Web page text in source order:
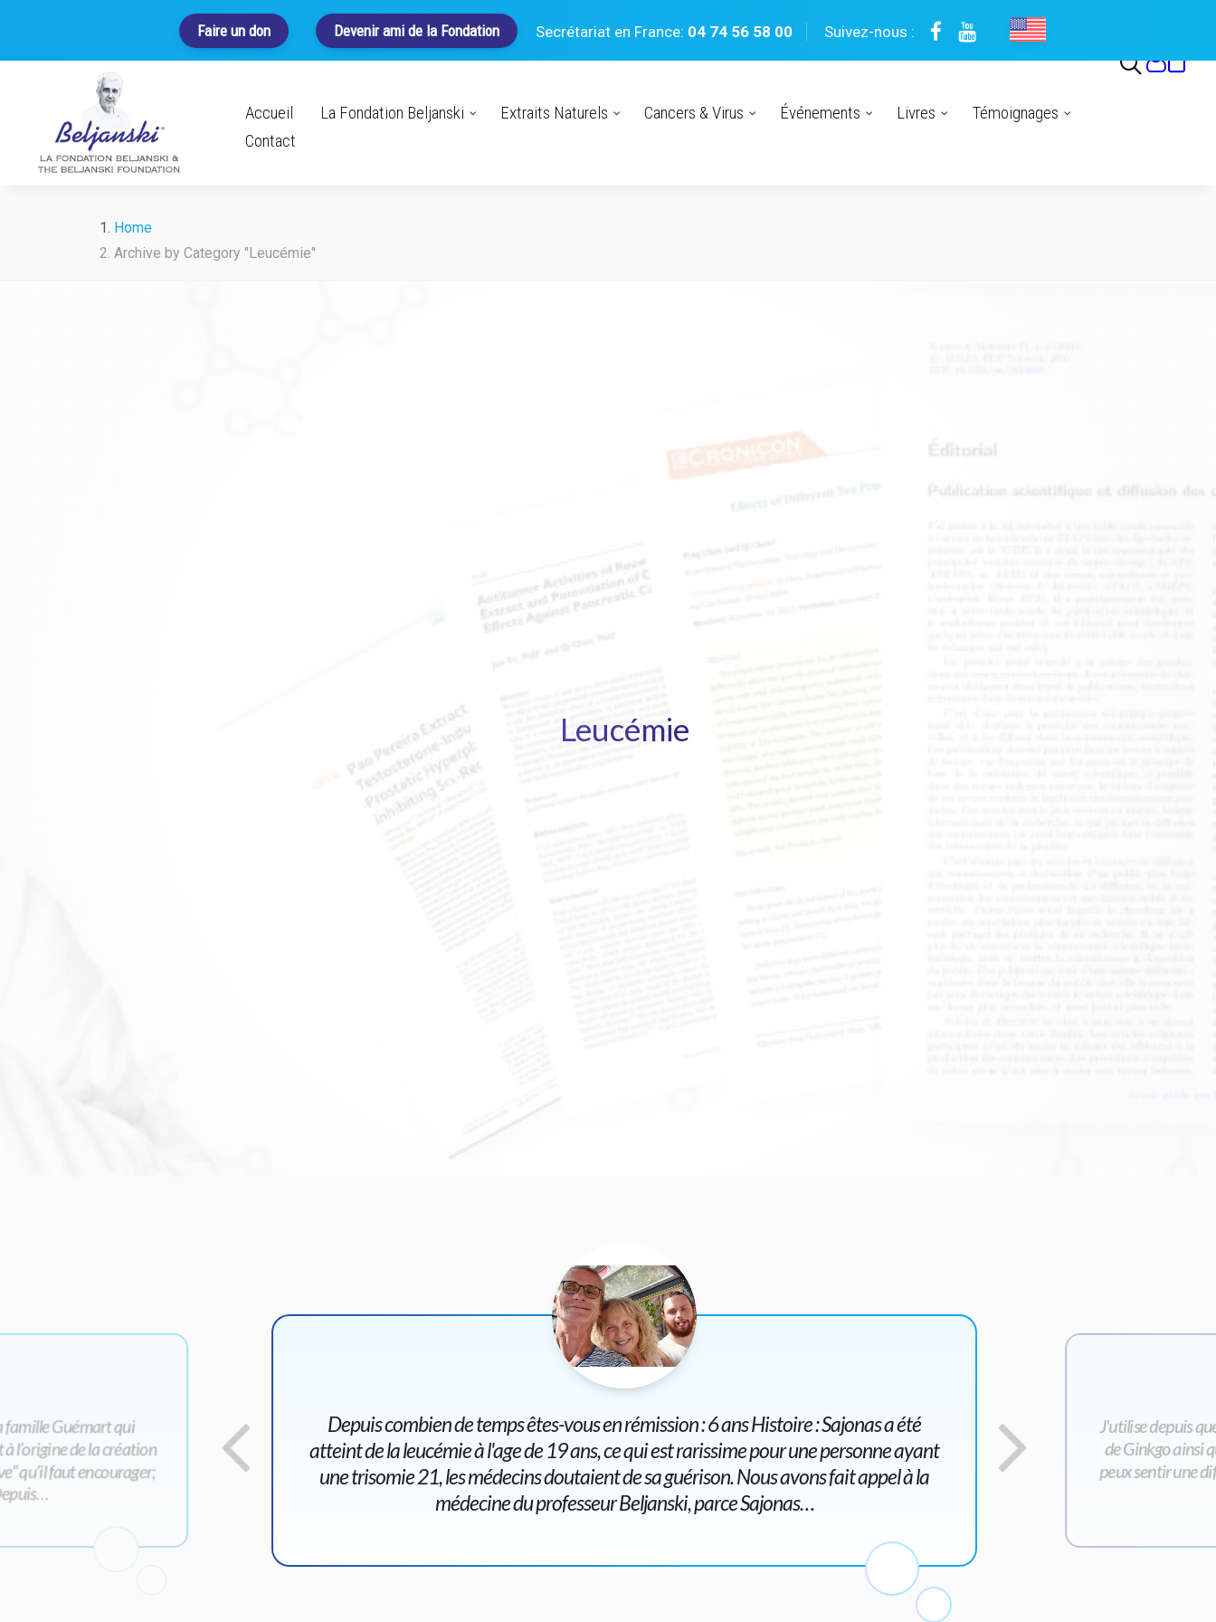
Secrétariat en France: 04 74 56 58 00 Suivez-nous :
Faire un don Devenir ami de la Fondation
Accueil La Fondation Beljanski Extraits Naturels Cancers & Virus Événements Livres
Témoignages
Contact
Home
Archive by Category "Leucémie"
Leucémie
famille Guémart qui
l’origine de la création
qu’il faut encourager;
Depuis combien de temps êtes-vous en rémission : 6 ans Histoire : Sajonas a été
atteint de la leucémie à l'age de 19 ans, ce qui est rarissime pour une personne ayant
une trisomie 21, les médecins doutaient de sa guérison. Nous avons fait appel à la
médecine du professeur Beljanski, parce Sajonas…
J'utilise depuis
de Ginkgo ainsi
peux sentir une